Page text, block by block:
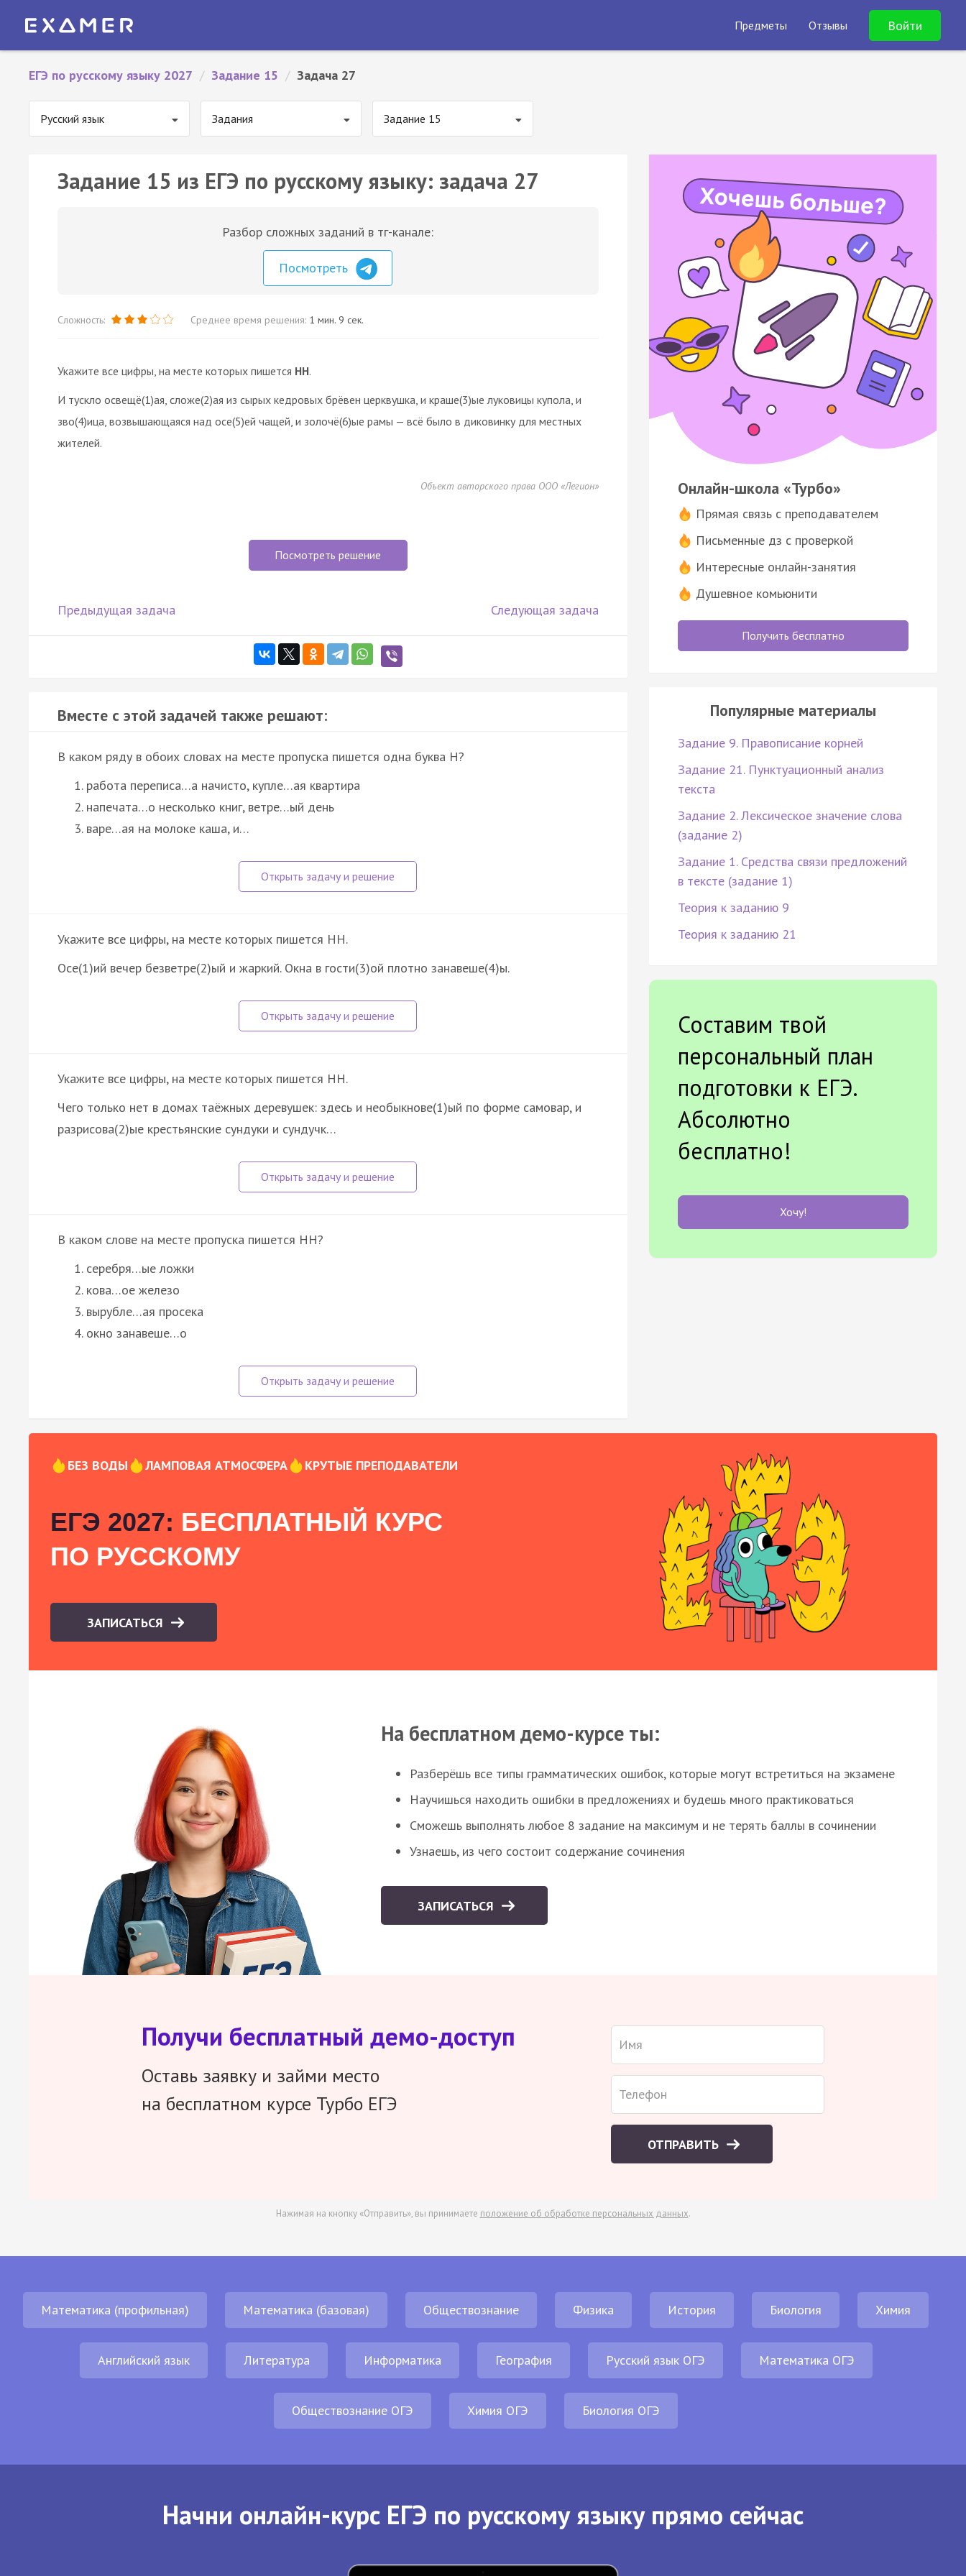
Предметы Отзывы Войти
ЕГЭ по русскому языку 2027 / Задание 15 / Задача 27
Русский язык Задания Задание 15
Задание 15 из ЕГЭ по русскому языку: задача 27
Разбор сложных заданий в тг-канале:
Посмотреть
Сложность: Среднее время решения: 1 мин. 9 сек.
Укажите все цифры, на месте которых пишется НН.
И тускло освещё(1)ая, сложе(2)ая из сырых кедровых брёвен церквушка, и краше(3)ые луковицы купола, и
зво(4)ица, возвышающаяся над осе(5)ей чащей, и золочё(6)ые рамы — всё было в диковинку для местных
жителей.
Объект авторского права ООО «Легион»
Посмотреть решение
Предыдущая задача Следующая задача
Вместе с этой задачей также решают:
В каком ряду в обоих словах на месте пропуска пишется одна буква Н?
работа переписа…а начисто, купле…ая квартира
напечата…о несколько книг, ветре…ый день
варе…ая на молоке каша, и…
Укажите все цифры, на месте которых пишется НН.
Осе(1)ий вечер безветре(2)ый и жаркий. Окна в гости(3)ой плотно занавеше(4)ы.
Укажите все цифры, на месте которых пишется НН.
Чего только нет в домах таёжных деревушек: здесь и необыкнове(1)ый по форме самовар, и
разрисова(2)ые крестьянские сундуки и сундучк…
B каком слове на месте пропуска пишется НН?
серебря…ые ложки
кова…ое железо
вырубле…ая просека
окно занавеше…о
Онлайн-школа «Турбо»
Прямая связь с преподавателем
Письменные дз с проверкой
Интересные онлайн-занятия
Душевное комьюнити
Получить бесплатно
Популярные материалы
Задание 9. Правописание корней
Задание 21. Пунктуационный анализ
текста
Задание 2. Лексическое значение слова
(задание 2)
Задание 1. Средства связи предложений
в тексте (задание 1)
Теория к заданию 9
Теория к заданию 21
Составим твой
персональный план
подготовки к ЕГЭ.
Абсолютно
бесплатно!
Хочу!
БЕЗ ВОДЫ ЛАМПОВАЯ АТМОСФЕРА КРУТЫЕ ПРЕПОДАВАТЕЛИ
ЕГЭ 2027: БЕСПЛАТНЫЙ КУРС
ПО РУССКОМУ
ЗАПИСАТЬСЯ
На бесплатном демо-курсе ты:
Разберёшь все типы грамматических ошибок, которые могут встретиться на экзамене
Научишься находить ошибки в предложениях и будешь много практиковаться
Сможешь выполнять любое 8 задание на максимум и не терять баллы в сочинении
Узнаешь, из чего состоит содержание сочинения
ЗАПИСАТЬСЯ
Получи бесплатный демо-доступ
Оставь заявку и займи место
на бесплатном курсе Турбо ЕГЭ
ОТПРАВИТЬ
Нажимая на кнопку «Отправить», вы принимаете положение об обработке персональных данных.
Математика (профильная) Математика (базовая) Обществознание Физика История Биология Химия
Английский язык Литература Информатика География Русский язык ОГЭ Математика ОГЭ
Обществознание ОГЭ Химия ОГЭ Биология ОГЭ
Начни онлайн-курс ЕГЭ по русскому языку прямо сейчас